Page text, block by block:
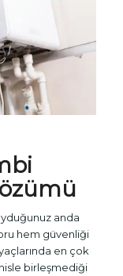
anda
hem güvenliği
en çok
birleşmediği